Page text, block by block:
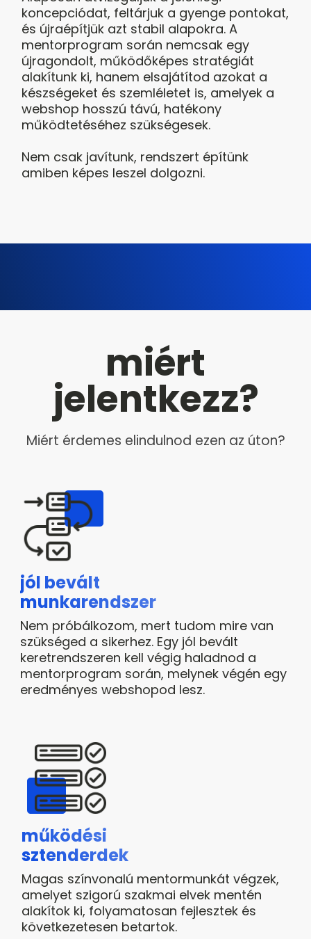
koncepciódat, feltárjuk a gyenge pontokat,
és újraépítjük azt stabil alapokra. A
mentorprogram során nemcsak egy
újragondolt, működőképes stratégiát
alakítunk ki, hanem elsajátítod azokat a
készségeket és szemléletet is, amelyek a
webshop hosszú távú, hatékony
működtetéséhez szükségesek.
Nem csak javítunk, rendszert építünk
amiben képes leszel dolgozni.
miért
jelentkezz?
Miért érdemes elindulnod ezen az úton?
jól bevált
munkarendszer
Nem próbálkozom, mert tudom mire van
szükséged a sikerhez. Egy jól bevált
keretrendszeren kell végig haladnod a
mentorprogram során, melynek végén egy
eredményes webshopod lesz.
működési
sztenderdek
Magas színvonalú mentormunkát végzek,
amelyet szigorú szakmai elvek mentén
alakítok ki, folyamatosan fejlesztek és
következetesen betartok.